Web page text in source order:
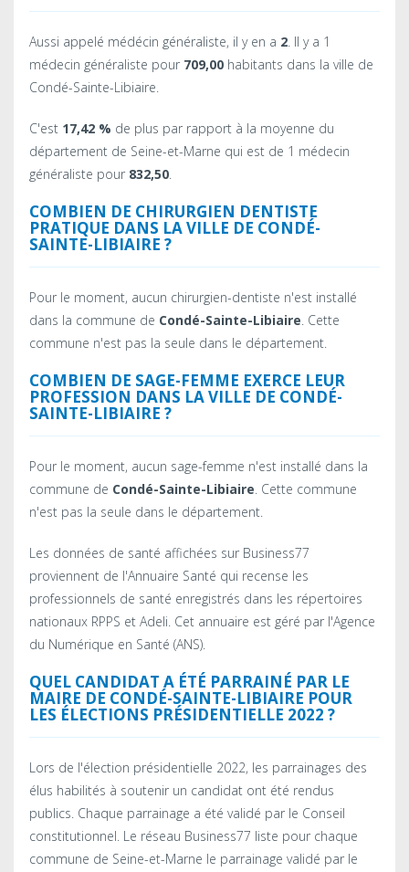
Aussi appelé médécin généraliste, il y en a 2. Il y a 1
médecin généraliste pour 709,00 habitants dans la ville de
Condé-Sainte-Libiaire.
C'est 17,42 % de plus par rapport à la moyenne du
département de Seine-et-Marne qui est de 1 médecin
généraliste pour 832,50.
COMBIEN DE CHIRURGIEN DENTISTE
PRATIQUE DANS LA VILLE DE CONDÉ-
SAINTE-LIBIAIRE ?
Pour le moment, aucun chirurgien-dentiste n'est installé
dans la commune de Condé-Sainte-Libiaire. Cette
commune n'est pas la seule dans le département.
COMBIEN DE SAGE-FEMME EXERCE LEUR
PROFESSION DANS LA VILLE DE CONDÉ-
SAINTE-LIBIAIRE ?
Pour le moment, aucun sage-femme n'est installé dans la
commune de Condé-Sainte-Libiaire. Cette commune
n'est pas la seule dans le département.
Les données de santé affichées sur Business77
proviennent de l'Annuaire Santé qui recense les
professionnels de santé enregistrés dans les répertoires
nationaux RPPS et Adeli. Cet annuaire est géré par l'Agence
du Numérique en Santé (ANS).
QUEL CANDIDAT A ÉTÉ PARRAINÉ PAR LE
MAIRE DE CONDÉ-SAINTE-LIBIAIRE POUR
LES ÉLECTIONS PRÉSIDENTIELLE 2022 ?
Lors de l'élection présidentielle 2022, les parrainages des
élus habilités à soutenir un candidat ont été rendus
publics. Chaque parrainage a été validé par le Conseil
constitutionnel. Le réseau Business77 liste pour chaque
commune de Seine-et-Marne le parrainage validé par le